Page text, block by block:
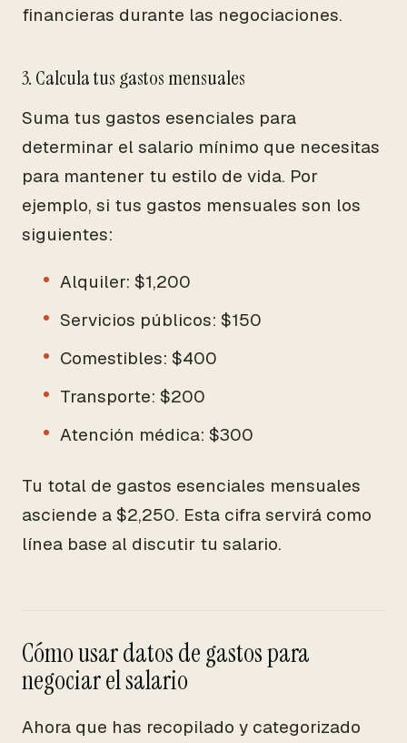
financieras durante las negociaciones.
3. Calcula tus gastos mensuales
Suma tus gastos esenciales para
determinar el salario mínimo que necesitas
para mantener tu estilo de vida. Por
ejemplo, si tus gastos mensuales son los
siguientes:
Alquiler: $1,200
Servicios públicos: $150
Comestibles: $400
Transporte: $200
Atención médica: $300
Tu total de gastos esenciales mensuales
asciende a $2,250. Esta cifra servirá como
línea base al discutir tu salario.
Cómo usar datos de gastos para
negociar el salario
Ahora que has recopilado y categorizado